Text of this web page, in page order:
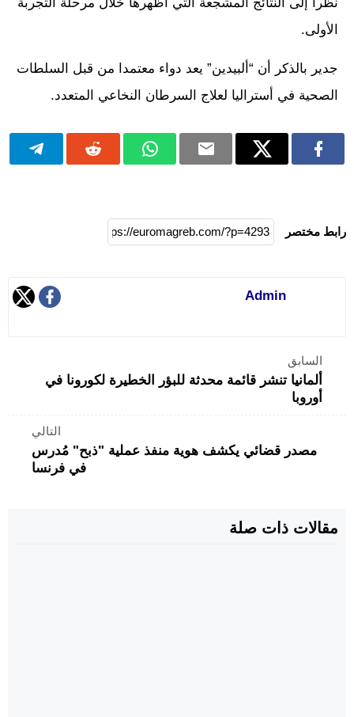
الأولى.
جدير بالذكر أن “ألبيدين” يعد دواء معتمدا من قبل السلطات
الصحية في أستراليا لعلاج السرطان النخاعي المتعدد.
رابط مختصر
Admin
السابق
ألمانيا تنشر قائمة محدثة للبؤر الخطيرة لكورونا في
أوروبا
التالي
مصدر قضائي يكشف هوية منفذ عملية "ذبح" مُدرس
في فرنسا
مقالات ذات صلة